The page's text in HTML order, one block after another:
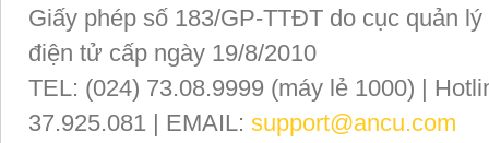
Giấy phép số 183/GP-TTĐT do cục quản
điện tử cấp ngày 19/8/2010
TEL: (024) 73.08.9999 (máy lẻ 1000) |
37.925.081 | EMAIL: support@ancu.com